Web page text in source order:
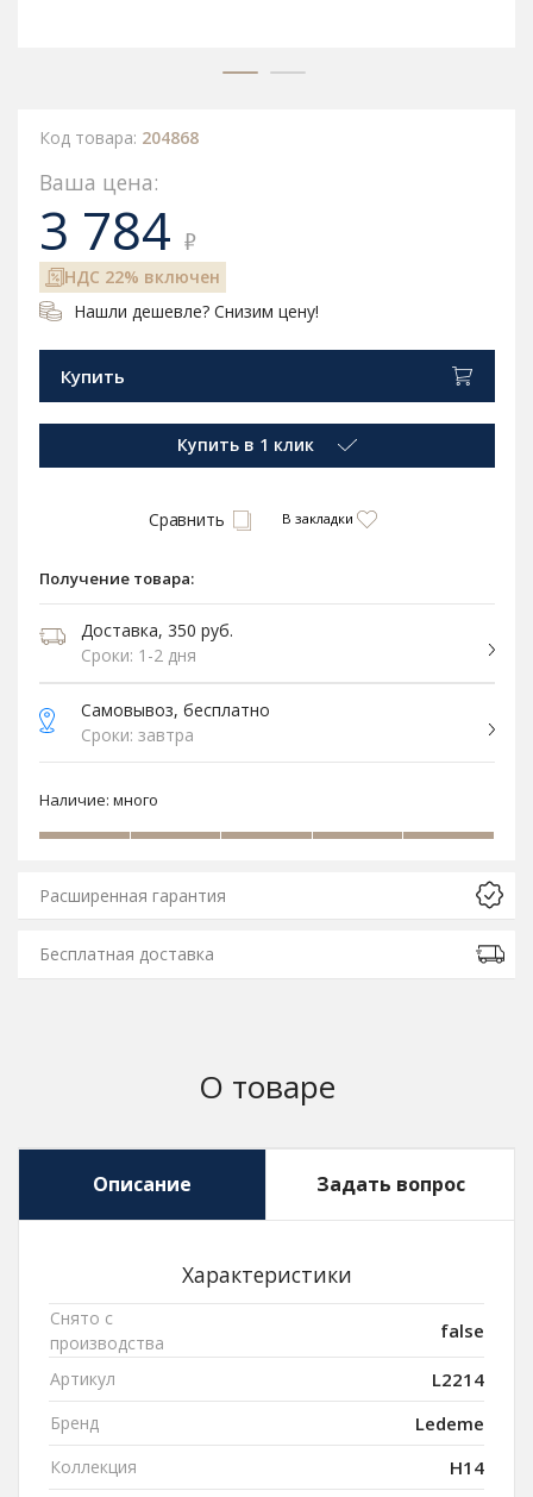
Код товара: 204868
Ваша цена:
3 784 ₽
НДС 22% включен
Нашли дешевле? Снизим цену!
Купить
Купить в 1 клик
Сравнить В закладки
Получение товара:
Доставка, 350 руб.
Сроки: 1-2 дня
Самовывоз, бесплатно
Сроки: завтра
Наличие: много
Расширенная гарантия
Бесплатная доставка
О товаре
Описание Задать вопрос
Характеристики
Снято с
производства
false
Артикул L2214
Бренд Ledeme
Коллекция H14